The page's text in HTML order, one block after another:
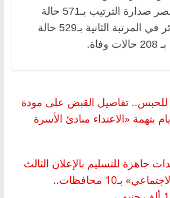
الوفيات، فتحتل مصر صدارة الترتيب بـ571 حالة
وفاة، وتأتي الجزائر في المرتبة الثانية بـ529 حالة
تفاصيل القبض على مودة
وحبسها 4 أيام بتهمة «الاعتداء مبادئ الأسرة
جاهزة للتسليم بالإعلان الثالث
عشر بـ«الإسكان الاجتماعي» بـ10 محافظات..